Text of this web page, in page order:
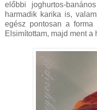
előbbi joghurtos-
harmadik karika is,
egész pontosan a forma
Elsimítottam, majd ment a